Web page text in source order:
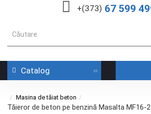
+(373) 67 599
Catalog
Masina de tăiat beton
Tăieror de beton pe benzină Masalta MF16-